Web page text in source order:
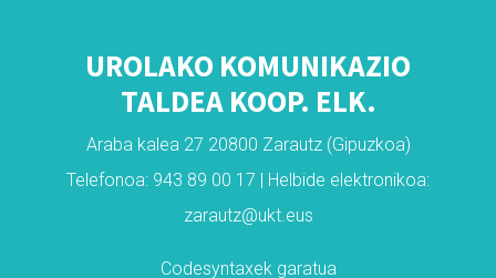
UROLAKO KOMUNIKAZIO
TALDEA KOOP. ELK.
Araba kalea 27 20800 Zarautz (Gipuzkoa)
Telefonoa: 943 89 00 17 | Helbide elektronikoa:
zarautz@ukt.eus
Codesyntaxek garatua